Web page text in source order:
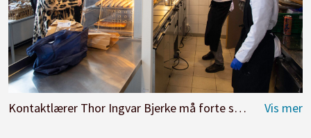
Kontaktlærer Thor Ingvar Bjerke må forte seg å fylle på med flere skolebrød og wienerbrød i hyllene.